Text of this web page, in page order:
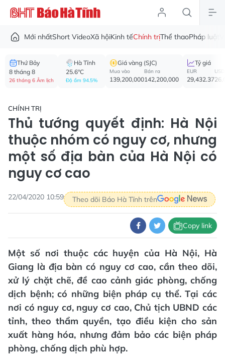
Mới nhấtShort VideoXã hộiKinh tếChính trịThể thaoPháp luật
Thứ Bảy
8 tháng 8
26 tháng 6 Âm lịch
Hà Tĩnh
25.6°C
Độ ẩm 94.5%
Giá vàng (SJC)
Mua vào
139,200,000
Bán ra
142,200,000
Tỷ giá
EUR
29,432.37
USD
CHÍNH TRỊ
Thủ tướng quyết định: Hà Nội
thuộc nhóm có nguy cơ, nhưng
một số địa bàn của Hà Nội có
nguy cơ cao
22/04/2020 10:59 Theo dõi Báo Hà Tĩnh trên
Copy link
Một số nơi thuộc các huyện của Hà Nội, Hà
Giang là địa bàn có nguy cơ cao, cần theo dõi,
xử lý chặt chẽ, đề cao cảnh giác phòng, chống
dịch bệnh; có những biện pháp cụ thể. Tại các
nơi có nguy cơ, nguy cơ cao, Chủ tịch UBND các
tỉnh, theo thẩm quyền, tạo điều kiện cho sản
xuất hàng hóa, nhưng đảm bảo các biện pháp
phòng, chống dịch phù hợp.